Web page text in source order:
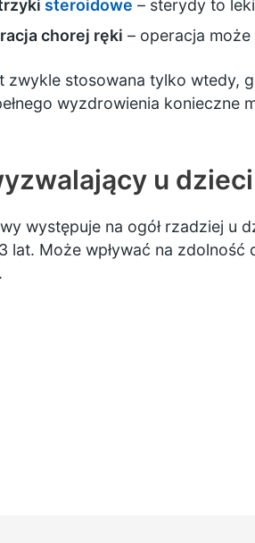
steroidowe – sterydy to
chorej ręki – operacja
zwykle stosowana tylko wtedy,
wyzdrowienia
u dzieci
występuje na ogół rzadziej u
lat. Może wpływać na